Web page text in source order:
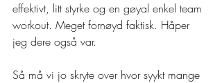
effektivt, litt styrke og en gøyal enkel team
workout. Meget fornøyd faktisk. Håper
jeg dere også var.
Så må vi jo skryte over hvor syykt mange